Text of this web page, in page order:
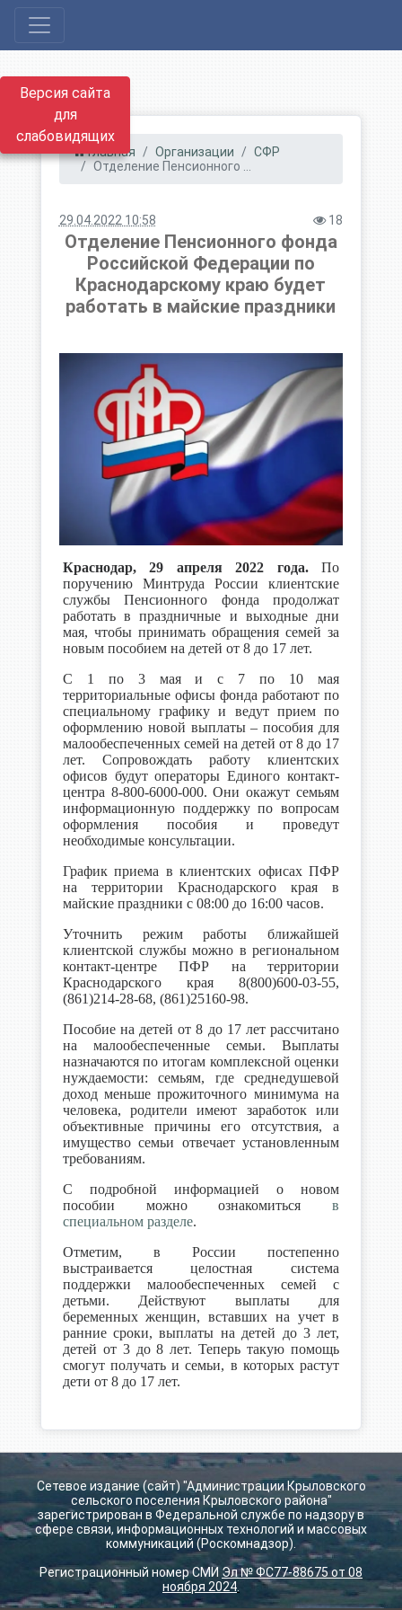
Версия сайта
для
слабовидящих
Главная Организации
СФР
Отделение Пенсионного ...
29.04.2022 10:58 18
Отделение Пенсионного фонда
Российской Федерации по
Краснодарскому краю будет
работать в майские праздники
Краснодар, 29 апреля 2022 года.По
поручению Минтруда России клиентские
службы Пенсионного фонда продолжат
работать в праздничные и выходные дни
мая, чтобы принимать обращения семей за
новым пособием на детей от 8 до 17 лет.
С 1 по 3 мая и с 7 по 10 мая
территориальные офисы фонда работают по
специальному графику и ведут прием по
оформлению новой выплаты – пособия для
малообеспеченных семей на детей от 8 до 17
лет. Сопровождать работу клиентских
офисов будут операторы Единого контакт-
центра 8-800-6000-000. Они окажут семьям
информационную поддержку по вопросам
оформления пособия и проведут
необходимые консультации.
График приема в клиентских офисах ПФР
на территории Краснодарского края в
майские праздники с 08:00 до 16:00 часов.
Уточнить режим работы ближайшей
клиентской службы можно в региональном
контакт-центре ПФР на территории
Краснодарского края 8(800)600-03-55,
(861)214-28-68, (861)25160-98.
Пособие на детей от 8 до 17 лет рассчитано
на малообеспеченные семьи. Выплаты
назначаются по итогам комплексной оценки
нуждаемости: семьям, где среднедушевой
доход меньше прожиточного минимума на
человека, родители имеют заработок или
объективные причины его отсутствия, а
имущество семьи отвечает установленным
требованиям.
С подробной информацией о новом
пособии можно ознакомитьсяв
специальном разделе.
Отметим, в России постепенно
выстраивается целостная система
поддержки малообеспеченных семей с
детьми. Действуют выплаты для
беременных женщин, вставших на учет в
ранние сроки, выплаты на детей до 3 лет,
детей от 3 до 8 лет. Теперь такую помощь
смогут получать и семьи, в которых растут
дети от 8 до 17 лет.
Сетевое издание (сайт) "Администрации Крыловского
сельского поселения Крыловского района"
зарегистрирован в Федеральной службе по надзору в
сфере связи, информационных технологий и массовых
коммуникаций (Роскомнадзор).
Регистрационный номер СМИ Эл № ФС77-88675 от 08
ноября 2024